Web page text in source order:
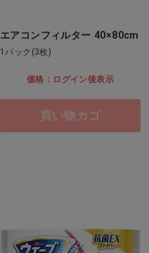
エアコンフィルター 40×80cm
1パック(3枚)
価格：ログイン後表示
買い物カゴ